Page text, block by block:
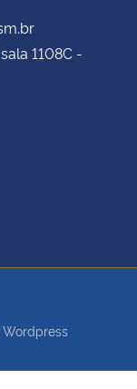
1108C -
Wordpress